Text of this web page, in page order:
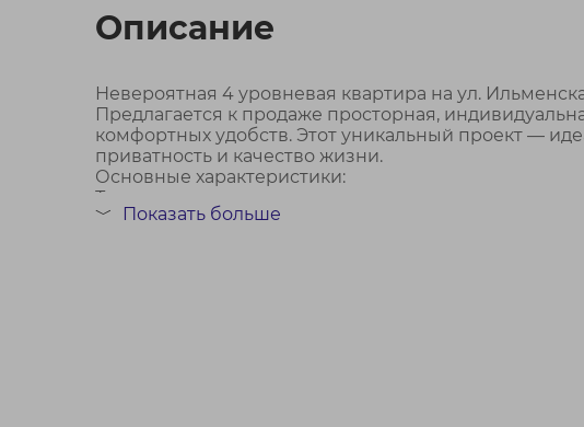
Описание
Невероятная 4 уровневая квартира на ул.
Предлагается к продаже просторная,
комфортных удобств. Этот уникальный проект —
приватность и качество жизни.
Основные характеристики:
Тип дома...
﹀ Показать больше